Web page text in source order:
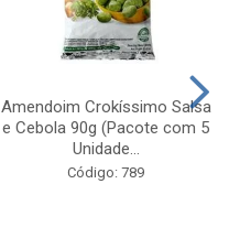
Amendoim Crokíssimo Salsa
e Cebola 90g (Pacote com 5
Unidade...
Código: 789